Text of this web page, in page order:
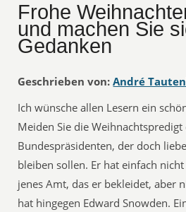
Frohe
und machen Sie
Gedanken
Geschrieben von: André
Ich wünsche allen Lesern ein
Meiden Sie die Weihnachtspredigt
Bundespräsidenten, der doch
bleiben sollen. Er hat einfach
jenes Amt, das er bekleidet, aber
hat hingegen Edward Snowden.